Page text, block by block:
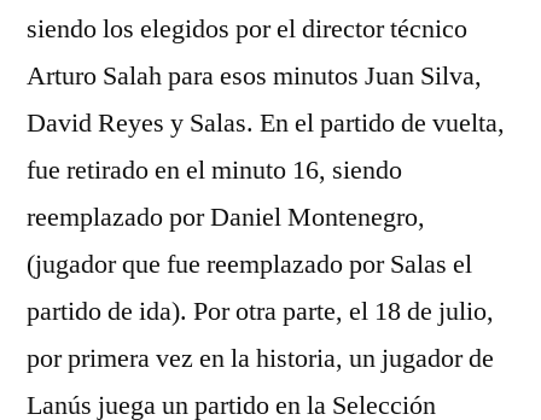
siendo los elegidos por el director técnico
Arturo Salah para esos minutos Juan Silva,
David Reyes y Salas. En el partido de vuelta,
fue retirado en el minuto 16, siendo
reemplazado por Daniel Montenegro,
(jugador que fue reemplazado por Salas el
partido de ida). Por otra parte, el 18 de julio,
por primera vez en la historia, un jugador de
Lanús juega un partido en la Selección